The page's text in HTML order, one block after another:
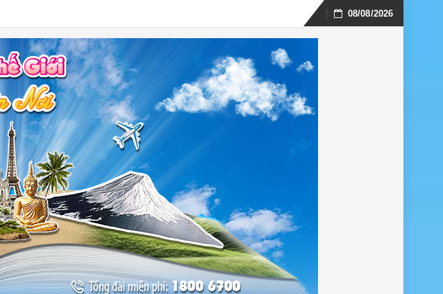
Skip
08/08/2026